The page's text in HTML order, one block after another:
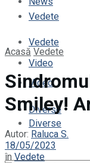
Vedete
Video
Diverse
Vedete
Video
Diverse
Acasă Vedete
Smiley!
Autor: Raluca S.
18/05/2023
în Vedete